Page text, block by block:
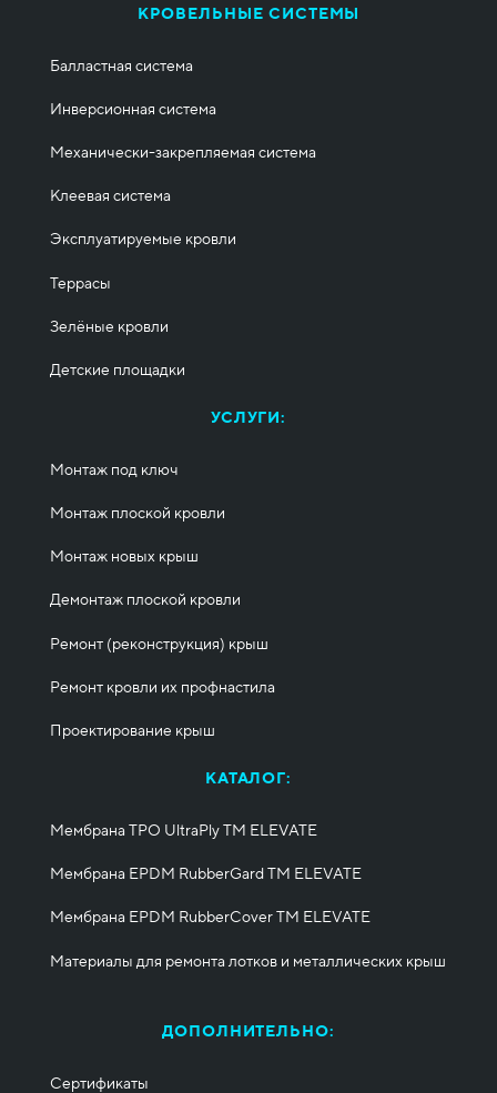
КРОВЕЛЬНЫЕ СИСТЕМЫ
Балластная система
Инверсионная система
Механически-закрепляемая система
Клеевая система
Эксплуатируемые кровли
Террасы
Зелёные кровли
Детские площадки
УСЛУГИ:
Монтаж под ключ
Монтаж плоской кровли
Монтаж новых крыш
Демонтаж плоской кровли
Ремонт (реконструкция) крыш
Ремонт кровли их профнастила
Проектирование крыш
КАТАЛОГ:
Мембрана TPO UltraPly ТМ ELEVATE
Мембрана EPDM RubberGard ТМ ELEVATE
Мембрана EPDM RubberCover ТМ ELEVATE
Материалы для ремонта лотков и металлических крыш
ДОПОЛНИТЕЛЬНО:
Сертификаты